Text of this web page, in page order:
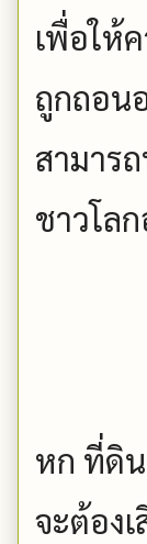
เพื่อให้
ถูกถอน
สามาร
ชาวโล
หก ที่ดิ
จะต้อง